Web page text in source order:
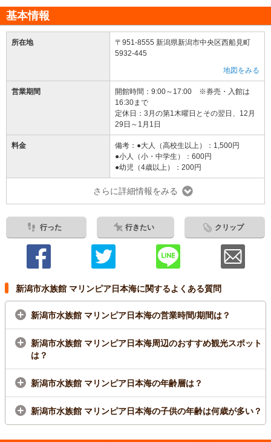
基本情報
所在地
〒951-8555 新潟県新潟市中央区西船見町
5932-445
地図をみる
営業期間
開館時間：9:00～17:00 ※券売・入館は
16:30まで
定休日：3月の第1木曜日とその翌日、12月
29日～1月1日
料金
備考：●大人（高校生以上）：1,500円
●小人（小・中学生）：600円
●幼児（4歳以上）：200円
さらに詳細情報をみる
行った 行きたい クリップ
新潟市水族館 マリンピア日本海に関するよくある質問
新潟市水族館 マリンピア日本海の営業時間/期間は？
新潟市水族館 マリンピア日本海周辺のおすすめ観光スポット
は？
新潟市水族館 マリンピア日本海の年齢層は？
新潟市水族館 マリンピア日本海の子供の年齢は何歳が多い？